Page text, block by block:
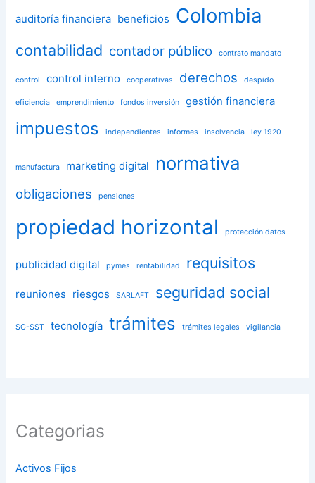
auditoría financiera beneficios Colombia
contabilidad contador público contrato mandato
control control interno cooperativas derechos despido
eficiencia emprendimiento fondos inversión gestión financiera
impuestos independientes informes insolvencia ley 1920
manufactura marketing digital normativa
obligaciones pensiones
propiedad horizontal protección datos
publicidad digital pymes rentabilidad requisitos
reuniones riesgos SARLAFT seguridad social
SG-SST tecnología trámites trámites legales vigilancia
Categorias
Activos Fijos